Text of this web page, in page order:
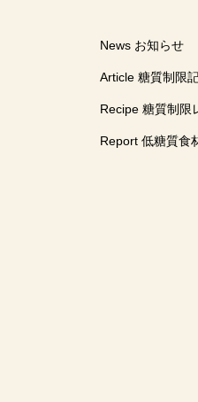
News お知らせ
Article 糖質制限
Recipe 糖質制限
Report 低糖質食